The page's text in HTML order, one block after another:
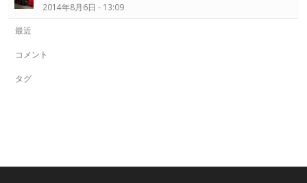
2014年8月6日 - 13:09
最近
コメント
タグ